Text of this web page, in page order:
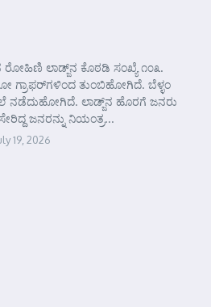
ಲಾಡ್ಜ್‌ನ ಕೊಠಡಿ ಸಂಖ್ಯೆ ೧೦೩.
ಗ್ರಾಫರ್‌ಗಳಿಂದ ತುಂಬಿಹೋಗಿದೆ. ಬೆಳ್ಳಂ
ನಡೆದುಹೋಗಿದೆ. ಲಾಡ್ಜ್‌ನ ಹೊರಗೆ ಜನರು
ಜನರನ್ನು ನಿಯಂತ್ರ...
19, 2026